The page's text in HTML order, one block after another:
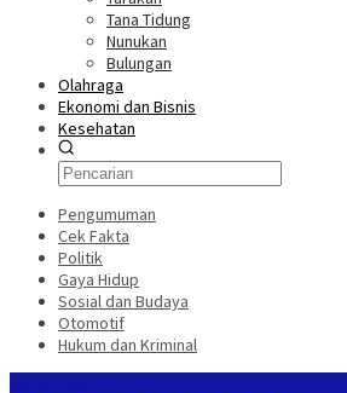
Tana Tidung
Nunukan
Bulungan
Olahraga
Ekonomi dan Bisnis
Kesehatan
Pengumuman
Cek Fakta
Politik
Gaya Hidup
Sosial dan Budaya
Otomotif
Hukum dan Kriminal